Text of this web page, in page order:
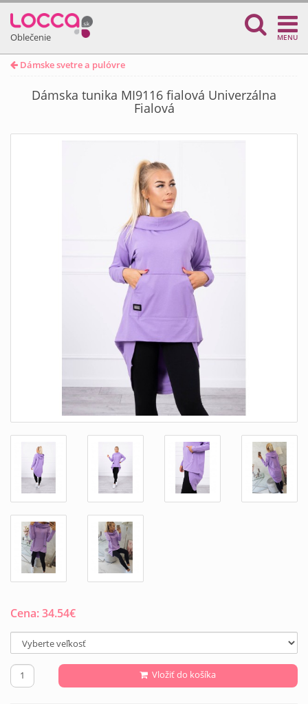
Oblečenie MENU
Dámske svetre a pulóvre
Dámska tunika MI9116 fialová Univerzálna
Fialová
Cena:34.54€
Vložiť do košíka